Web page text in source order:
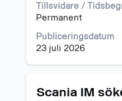
Tillsvidare /
Permanent
Publiceringsdatum
23 juli 2026
visa
allt
i
jobbeskrivningen.
Titel
Scania IM
Klicka